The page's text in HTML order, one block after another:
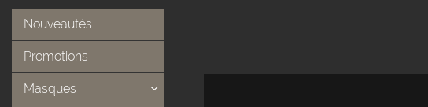
Nouveautés
Promotions
Masques